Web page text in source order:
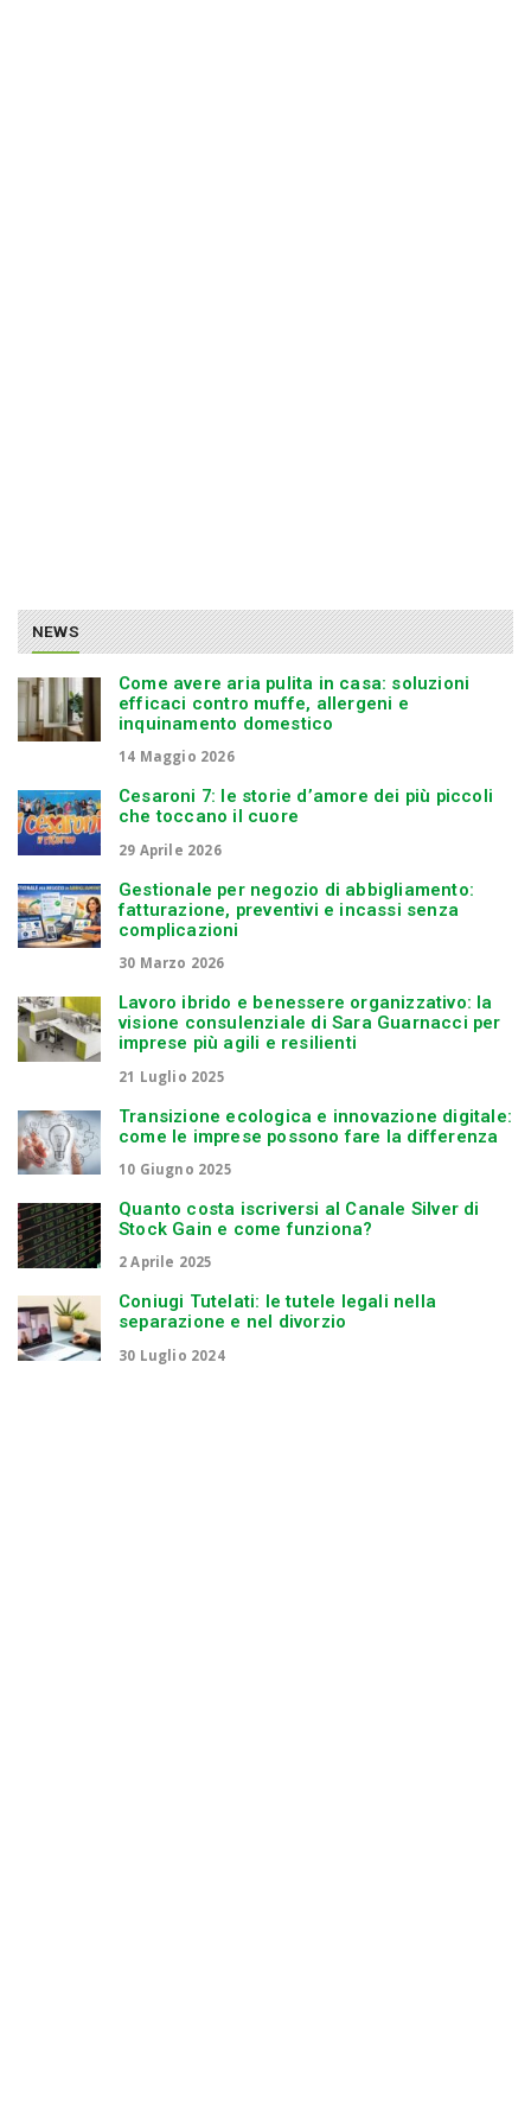
NEWS
Come avere aria pulita in casa: soluzioni
efficaci contro muffe, allergeni e
inquinamento domestico
14 Maggio 2026
Cesaroni 7: le storie d’amore dei più piccoli
che toccano il cuore
29 Aprile 2026
Gestionale per negozio di abbigliamento:
fatturazione, preventivi e incassi senza
complicazioni
30 Marzo 2026
Lavoro ibrido e benessere organizzativo: la
visione consulenziale di Sara Guarnacci per
imprese più agili e resilienti
21 Luglio 2025
Transizione ecologica e innovazione digitale:
come le imprese possono fare la differenza
10 Giugno 2025
Quanto costa iscriversi al Canale Silver di
Stock Gain e come funziona?
2 Aprile 2025
Coniugi Tutelati: le tutele legali nella
separazione e nel divorzio
30 Luglio 2024